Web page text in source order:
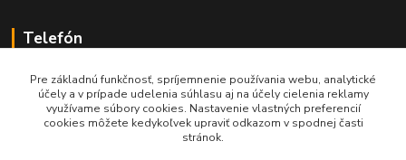
Telefón
+421 905 622 625
obchod@nozeplus.sk
Pre základnú funkčnosť, spríjemnenie používania webu, analytické
účely a v prípade udelenia súhlasu aj na účely cielenia reklamy
využívame súbory cookies. Nastavenie vlastných preferencií
cookies môžete kedykoľvek upraviť odkazom v spodnej časti
stránok.